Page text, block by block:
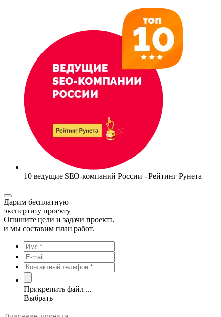
10 ведущие SEO-компаний России - Рейтинг Рунета
Дарим бесплатную
экспертизу проекту
Опишите цели и задачи проекта,
и мы составим план работ.
Прикрепить файл ...
Выбрать